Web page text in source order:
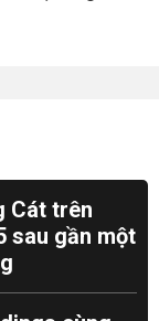
Cát trên
sau gần một